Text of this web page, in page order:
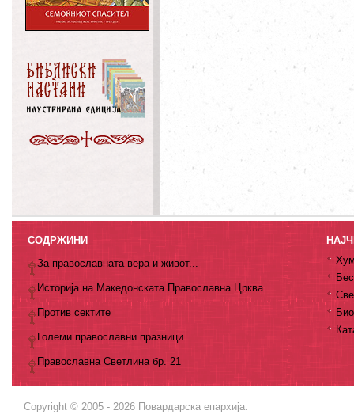
СОДРЖИНИ
За православната вера и живот...
Историја на Македонската Православна Црква
Против сектите
Големи православни празници
Православна Светлина бр. 21
Copyright © 2005 - 2026 Повардарска епархија.